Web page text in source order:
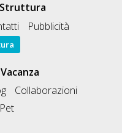
Struttura
Pubblicità
Collaborazioni